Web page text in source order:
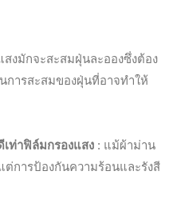
สงมักจะสะสมฝุ่นละอองซึ่งต้อง
การสะสมของฝุ่นที่อาจทำให้
ท่าฟิล์มกรองแสง : แม้ผ้าม่าน
ต่การป้องกันความร้อนและรังสี